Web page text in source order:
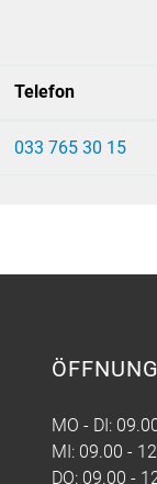
Telefon
033 765 30 15
MO - DI:
MI: 09.00 -
DO: 09.00 -